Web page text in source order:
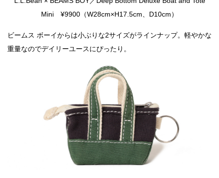
Mini ¥9900（W28cm×H17.5cm、D10cm）
ビームス ボーイからは小ぶりな2サイズがラインナップ。軽やかな
重量なのでデイリーユースにぴったり。